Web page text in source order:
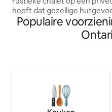
heeft dat gezellige
moderne styling en luxe
waaronder een open haard
gasfornuis, bubbelbad,
tafelvoetbal Bordspellen
in Loft BR Warmteparkeren:
Hogesnelheidsinternet/Wifi
Populaire